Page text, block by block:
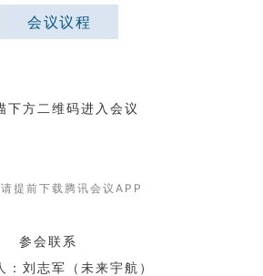
会议议程
下方二维码进入会议
提前下载腾讯会议APP
参会联系
：刘志军（未来宇航）